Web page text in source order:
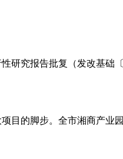
研究报告批复（发改基
目的脚步。全市湘商产